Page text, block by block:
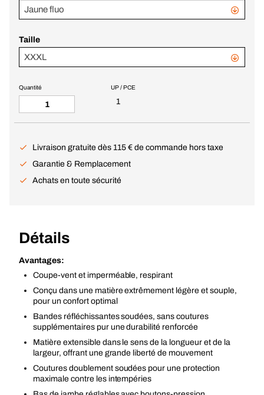
Jaune fluo
Taille
XXXL
UP / PCE
1
Quantité
Livraison gratuite dès 115 € de commande hors taxe
Garantie & Remplacement
Achats en toute sécurité
Détails
Avantages:
Coupe-vent et imperméable, respirant
Conçu dans une matière extrêmement légère et souple,
pour un confort optimal
Bandes réfléchissantes soudées, sans coutures
supplémentaires pur une durabilité renforcée
Matière extensible dans le sens de la longueur et de la
largeur, offrant une grande liberté de mouvement
Coutures doublement soudées pour une protection
maximale contre les intempéries